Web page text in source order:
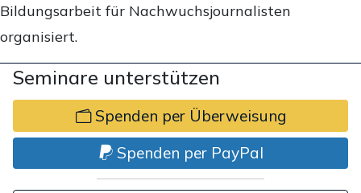
Bildungsarbeit für Nachwuchsjournalisten
organisiert.
Seminare unterstützen
Spenden per Überweisung
Spenden per PayPal